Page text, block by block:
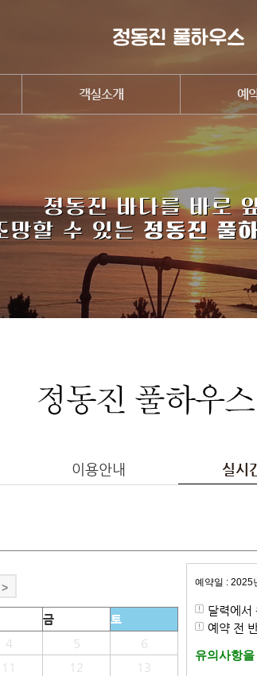
객실소개 예
이용안내 실시
>
금
토
4
5
6
11
12
13
예약일 : 2025
달력에서
예약 전
유의사항